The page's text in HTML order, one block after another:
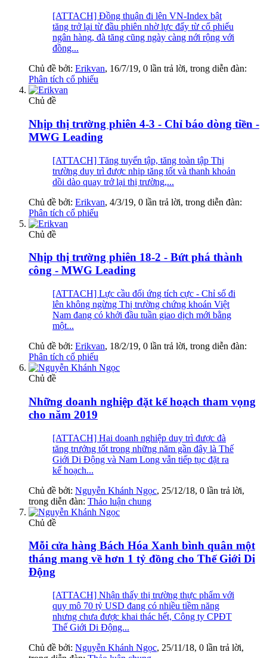
[ATTACH] Đồng thuận đi lên VN-Index bật
tăng trở lại từ đầu phiên nhờ lực đẩy từ cổ phiếu
ngân hàng, đà tăng cũng ngày càng nới rộng với
đồng...
Chủ đề bởi: Erikvan, 16/7/19, 0 lần trả lời, trong diễn đàn:
Phân tích cổ phiếu
Chủ đề
Nhịp thị trường phiên 4-3 - Chỉ báo dòng tiền -
MWG Leading
[ATTACH] Tăng tuyển tập, tăng toàn tập Thị
trường duy trì được nhịp tăng tốt và thanh khoản
dồi dào quay trở lại thị trường,...
Chủ đề bởi: Erikvan, 4/3/19, 0 lần trả lời, trong diễn đàn:
Phân tích cổ phiếu
Chủ đề
Nhịp thị trường phiên 18-2 - Bứt phá thành
công - MWG Leading
[ATTACH] Lực cầu đối ứng tích cực - Chỉ số đi
lên không ngừng Thị trường chứng khoán Việt
Nam đang có khởi đầu tuần giao dịch mới bằng
một...
Chủ đề bởi: Erikvan, 18/2/19, 0 lần trả lời, trong diễn đàn:
Phân tích cổ phiếu
Chủ đề
Những doanh nghiệp đặt kế hoạch tham vọng
cho năm 2019
[ATTACH] Hai doanh nghiệp duy trì được đà
tăng trưởng tốt trong những năm gần đây là Thế
Giới Di Động và Nam Long vẫn tiếp tục đặt ra
kế hoạch...
Chủ đề bởi: Nguyễn Khánh Ngọc, 25/12/18, 0 lần trả lời,
trong diễn đàn: Thảo luận chung
Chủ đề
Mỗi cửa hàng Bách Hóa Xanh bình quân một
tháng mang về hơn 1 tỷ đồng cho Thế Giới Di
Động
[ATTACH] Nhận thấy thị trường thực phẩm với
quy mô 70 tỷ USD đang có nhiều tiềm năng
nhưng chưa được khai thác hết, Công ty CPĐT
Thế Giới Di Động...
Chủ đề bởi: Nguyễn Khánh Ngọc, 25/11/18, 0 lần trả lời,